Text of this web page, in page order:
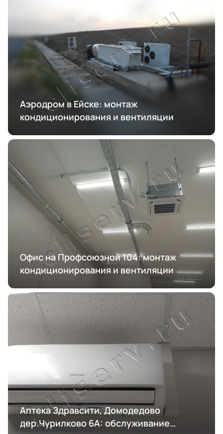
Аэродром в Ейске: монтаж
кондиционирования и вентиляции
Офис на Профсоюзной 104: монтаж
кондиционирования и вентиляции
Аптека Здравсити, Домодедово
дер.Чурилково 6А: обслуживание